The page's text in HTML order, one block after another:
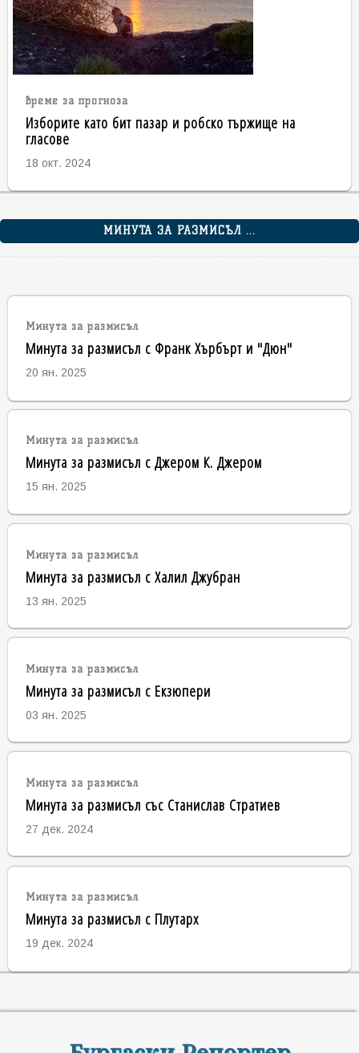
време за прогноза
Изборите като бит пазар и робско тържище на
гласове
18 окт. 2024
МИНУТА ЗА РАЗМИСЪЛ ...
Минута за размисъл
Минута за размисъл с Франк Хърбърт и "Дюн"
20 ян. 2025
Минута за размисъл
Минута за размисъл с Джером К. Джером
15 ян. 2025
Минута за размисъл
Минута за размисъл с Халил Джубран
13 ян. 2025
Минута за размисъл
Минута за размисъл с Екзюпери
03 ян. 2025
Минута за размисъл
Минута за размисъл със Станислав Стратиев
27 дек. 2024
Минута за размисъл
Минута за размисъл с Плутарх
19 дек. 2024